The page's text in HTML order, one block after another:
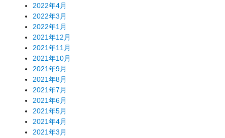
2022年4月
2022年3月
2022年1月
2021年12月
2021年11月
2021年10月
2021年9月
2021年8月
2021年7月
2021年6月
2021年5月
2021年4月
2021年3月